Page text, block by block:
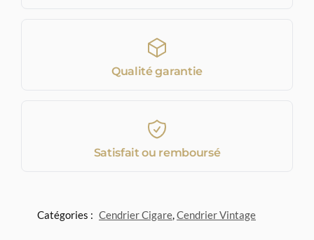
Qualité garantie
Satisfait ou remboursé
Catégories : Cendrier Cigare,Cendrier Vintage